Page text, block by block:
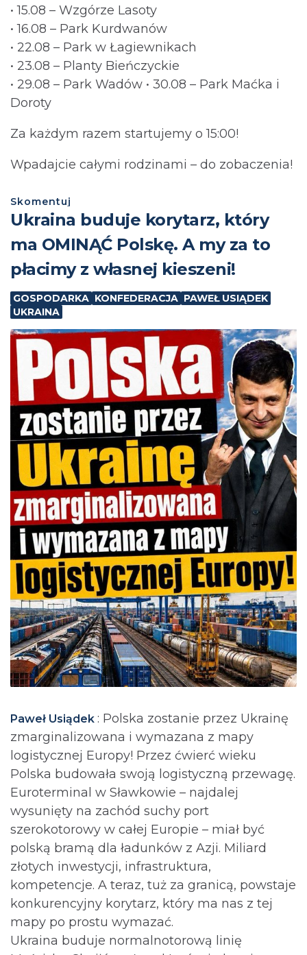
• 15.08 – Wzgórze Lasoty
• 16.08 – Park Kurdwanów
• 22.08 – Park w Łagiewnikach
• 23.08 – Planty Bieńczyckie
• 29.08 – Park Wadów • 30.08 – Park Maćka i
Doroty
Za każdym razem startujemy o 15:00!
Wpadajcie całymi rodzinami – do zobaczenia!
Skomentuj
Ukraina buduje korytarz, który
ma OMINĄĆ Polskę. A my za to
płacimy z własnej kieszeni!
GOSPODARKA KONFEDERACJA PAWEŁ USIĄDEK
UKRAINA
Paweł Usiądek : Polska zostanie przez Ukrainę
zmarginalizowana i wymazana z mapy
logistycznej Europy! Przez ćwierć wieku
Polska budowała swoją logistyczną przewagę.
Euroterminal w Sławkowie – najdalej
wysunięty na zachód suchy port
szerokotorowy w całej Europie – miał być
polską bramą dla ładunków z Azji. Miliard
złotych inwestycji, infrastruktura,
kompetencje. A teraz, tuż za granicą, powstaje
konkurencyjny korytarz, który ma nas z tej
mapy po prostu wymazać.
Ukraina buduje normalnotorową linię